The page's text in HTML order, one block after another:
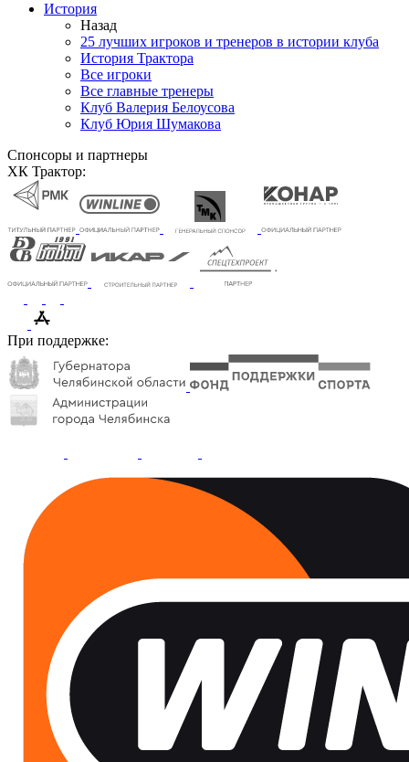
История
Назад
25 лучших игроков и тренеров в истории клуба
История Трактора
Все игроки
Все главные тренеры
Клуб Валерия Белоусова
Клуб Юрия Шумакова
Спонсоры и партнеры
ХК Трактор:
При поддержке: